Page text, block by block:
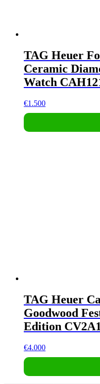
TAG Heuer
Ceramic
Watch
€1.500
TAG Heuer
Goodwood
Edition
€4.000